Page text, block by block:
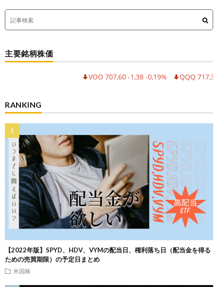
主要銘柄株価
VOO 707,60 -1,38 -0,19% QQQ 717,30 -
RANKING
【2022年版】SPYD、HDV、VYMの配当日、権利落ち日（配当金を得る
ための売買期限）の予定日まとめ
米国株